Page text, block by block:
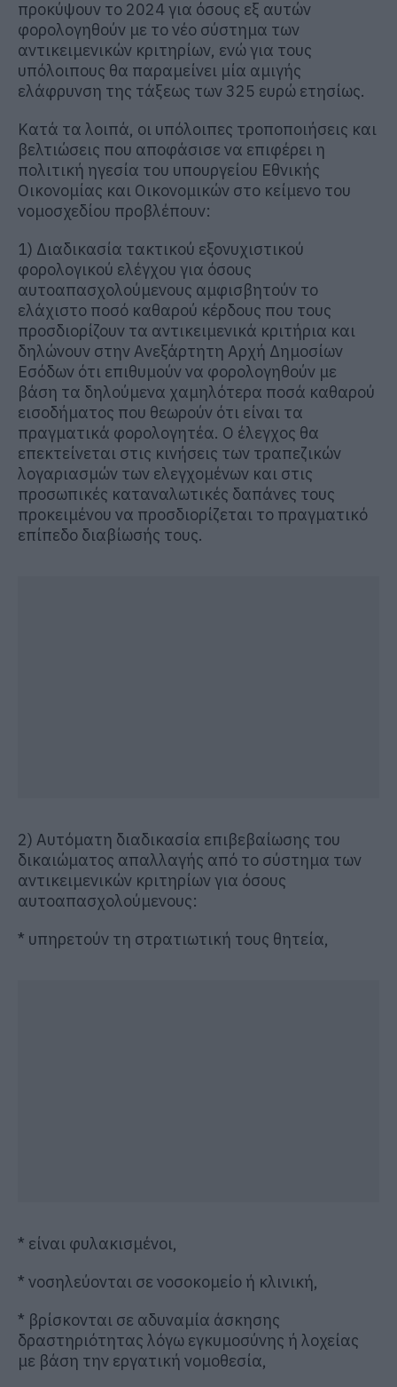
προκύψουν το 2024 για όσους εξ αυτών
φορολογηθούν με το νέο σύστημα των
αντικειμενικών κριτηρίων, ενώ για τους
υπόλοιπους θα παραμείνει μία αμιγής
ελάφρυνση της τάξεως των 325 ευρώ ετησίως.
Κατά τα λοιπά, οι υπόλοιπες τροποποιήσεις και
βελτιώσεις που αποφάσισε να επιφέρει η
πολιτική ηγεσία του υπουργείου Εθνικής
Οικονομίας και Οικονομικών στο κείμενο του
νομοσχεδίου προβλέπουν:
1) Διαδικασία τακτικού εξονυχιστικού
φορολογικού ελέγχου για όσους
αυτοαπασχολούμενους αμφισβητούν το
ελάχιστο ποσό καθαρού κέρδους που τους
προσδιορίζουν τα αντικειμενικά κριτήρια και
δηλώνουν στην Ανεξάρτητη Αρχή Δημοσίων
Εσόδων ότι επιθυμούν να φορολογηθούν με
βάση τα δηλούμενα χαμηλότερα ποσά καθαρού
εισοδήματος που θεωρούν ότι είναι τα
πραγματικά φορολογητέα. Ο έλεγχος θα
επεκτείνεται στις κινήσεις των τραπεζικών
λογαριασμών των ελεγχομένων και στις
προσωπικές καταναλωτικές δαπάνες τους
προκειμένου να προσδιορίζεται το πραγματικό
επίπεδο διαβίωσής τους.
2) Αυτόματη διαδικασία επιβεβαίωσης του
δικαιώματος απαλλαγής από το σύστημα των
αντικειμενικών κριτηρίων για όσους
αυτοαπασχολούμενους:
* υπηρετούν τη στρατιωτική τους θητεία,
* είναι φυλακισμένοι,
* νοσηλεύονται σε νοσοκομείο ή κλινική,
* βρίσκονται σε αδυναμία άσκησης
δραστηριότητας λόγω εγκυμοσύνης ή λοχείας
με βάση την εργατική νομοθεσία,